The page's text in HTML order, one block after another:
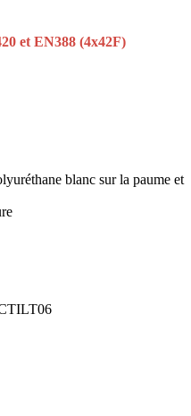
et EN388 (4x42F)
blanc sur la paume et